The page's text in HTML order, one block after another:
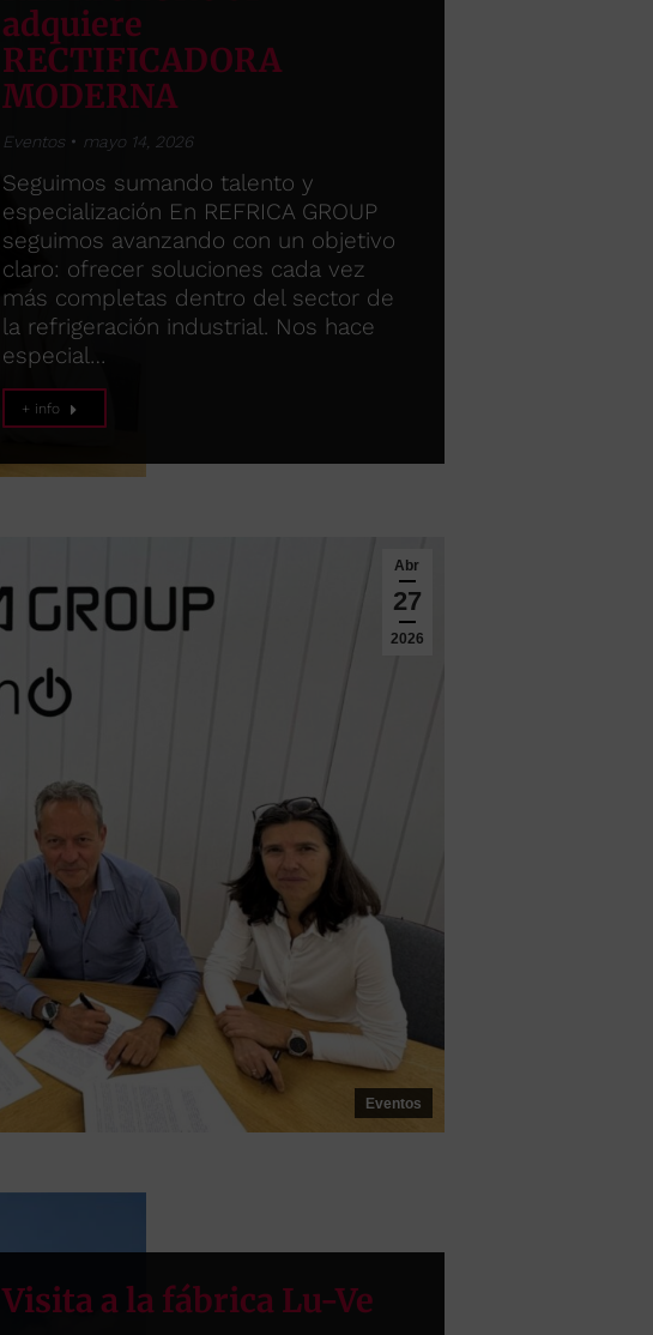
adquiere
RECTIFICADORA
MODERNA
Eventos mayo 14, 2026
Seguimos sumando talento y
especialización En REFRICA GROUP
seguimos avanzando con un objetivo
claro: ofrecer soluciones cada vez
más completas dentro del sector de
la refrigeración industrial. Nos hace
especial…
+ info
Abr
27
2026
Eventos
Visita a la fábrica Lu-Ve